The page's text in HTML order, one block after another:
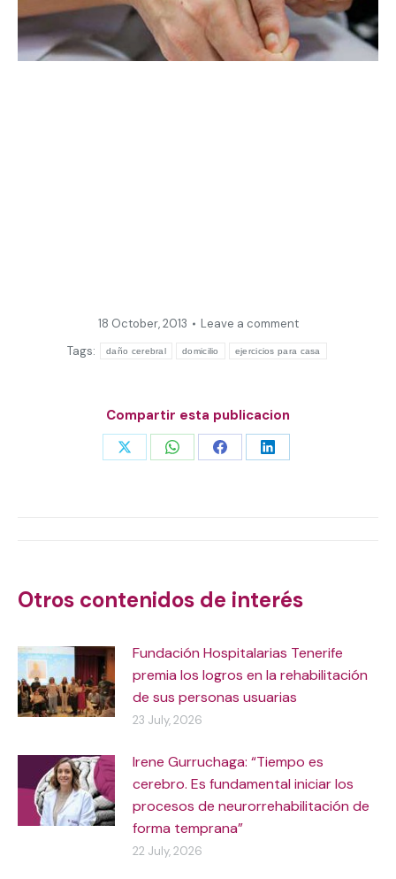
18 October, 2013
Leave a comment
Tags:
daño cerebral domicilio ejercicios para casa
Compartir esta publicacion
Share Share Share Share
Otros contenidos de interés
Fundación Hospitalarias Tenerife
premia los logros en la rehabilitación
de sus personas usuarias
23 July, 2026
Irene Gurruchaga: “Tiempo es
cerebro. Es fundamental iniciar los
procesos de neurorrehabilitación de
forma temprana”
22 July, 2026